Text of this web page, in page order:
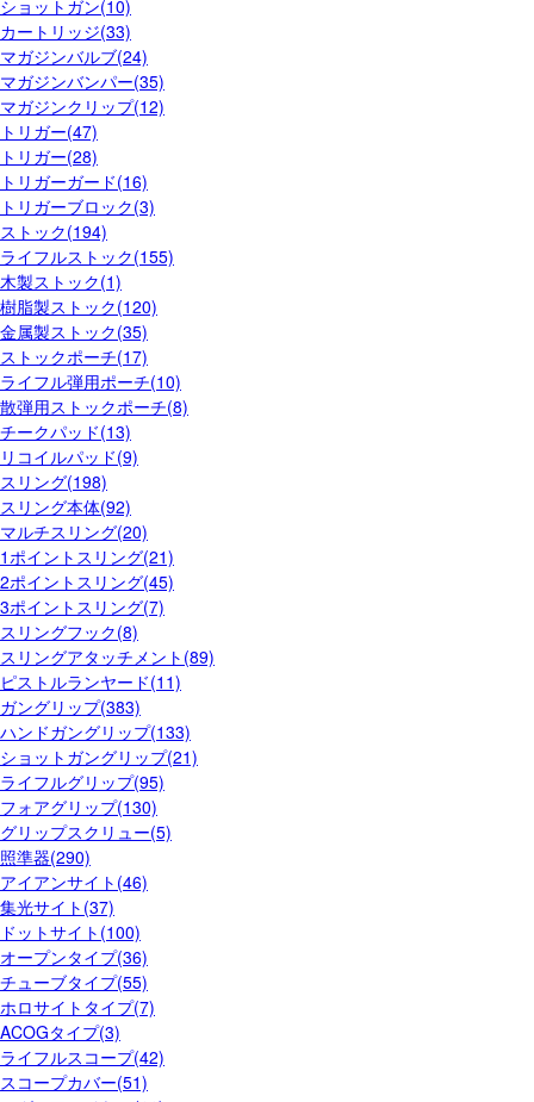
ショットガン(10)
カートリッジ(33)
マガジンバルブ(24)
マガジンバンパー(35)
マガジンクリップ(12)
トリガー(47)
トリガー(28)
トリガーガード(16)
トリガーブロック(3)
ストック(194)
ライフルストック(155)
木製ストック(1)
樹脂製ストック(120)
金属製ストック(35)
ストックポーチ(17)
ライフル弾用ポーチ(10)
散弾用ストックポーチ(8)
チークパッド(13)
リコイルパッド(9)
スリング(198)
スリング本体(92)
マルチスリング(20)
1ポイントスリング(21)
2ポイントスリング(45)
3ポイントスリング(7)
スリングフック(8)
スリングアタッチメント(89)
ピストルランヤード(11)
ガングリップ(383)
ハンドガングリップ(133)
ショットガングリップ(21)
ライフルグリップ(95)
フォアグリップ(130)
グリップスクリュー(5)
照準器(290)
アイアンサイト(46)
集光サイト(37)
ドットサイト(100)
オープンタイプ(36)
チューブタイプ(55)
ホロサイトタイプ(7)
ACOGタイプ(3)
ライフルスコープ(42)
スコープカバー(51)